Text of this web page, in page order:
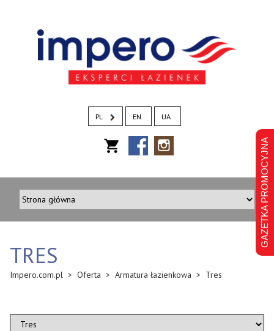
PL EN UA
TRES
Impero.com.pl > Oferta > Armatura łazienkowa > Tres
GAZETKA PROMOCYJNA